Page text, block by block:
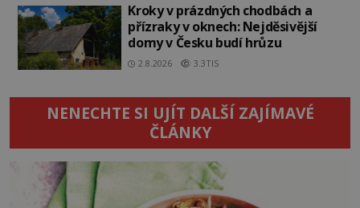
Kroky v prázdných chodbách a
přízraky v oknech: Nejděsivější
domy v Česku budí hrůzu
2.8.2026 3.3TIS
NENECHTE SI UJÍT DALŠÍ ZAJÍMAVÉ
ČLÁNKY